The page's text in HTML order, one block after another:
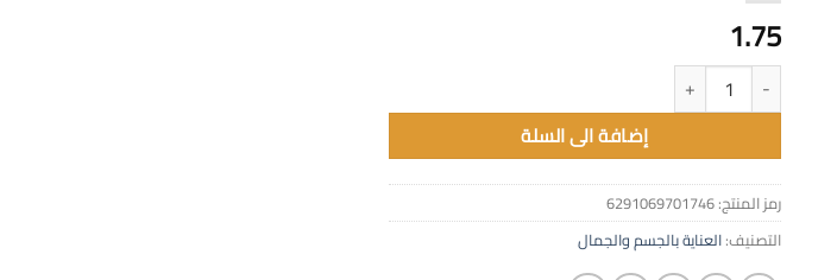
1.75
كمية فاتيكا حناء ملونة للشعر 6ظرف*10غم
إضافة الى السلة
رمز المنتج:6291069701746
التصنيف:العناية بالجسم والجمال